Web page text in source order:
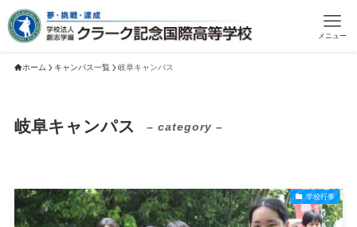
メニュー
ホーム キャンパス一覧 岐阜キャンパス
岐阜キャンパス – category –
学校行事